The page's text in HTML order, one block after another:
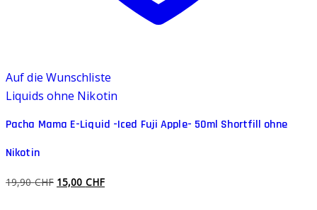
Auf die Wunschliste
Liquids ohne Nikotin
Pacha Mama E-Liquid -Iced Fuji Apple- 50ml Shortfill ohne
Nikotin
19,90CHF Ursprünglicher
15,00 CHFAktueller